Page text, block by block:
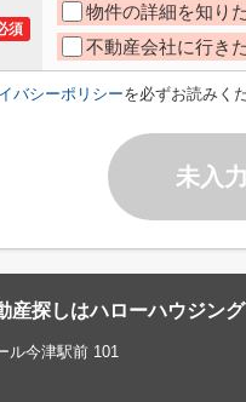
須
物件の詳細を知り
不動産会社に行き
バシーポリシーを必ずお読みく
未入
産探しはハローハウジング
ル今津駅前 101